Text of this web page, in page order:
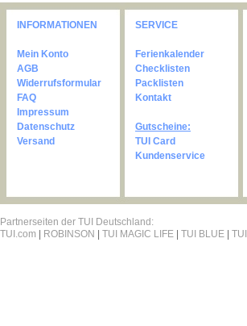
INFORMATIONEN
Mein Konto
AGB
Widerrufsformular
FAQ
Impressum
Datenschutz
Versand
SERVICE
Ferienkalender
Checklisten
Packlisten
Kontakt
Gutscheine:
TUI Card
Kundenservice
Partnerseiten der TUI Deutschland:
TUI.com
ROBINSON TUI MAGIC LIFE TUI BLUE